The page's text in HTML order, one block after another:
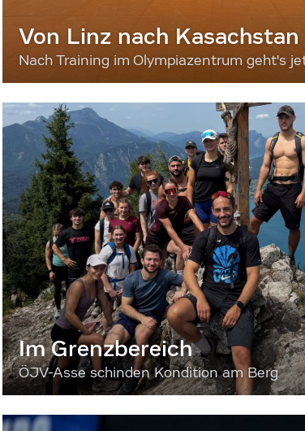
Von Linz nach Kasachstan
Nach Training im Olympiazentrum geht's
Im Grenzbereich
ÖJV-Asse schinden Kondition am Berg